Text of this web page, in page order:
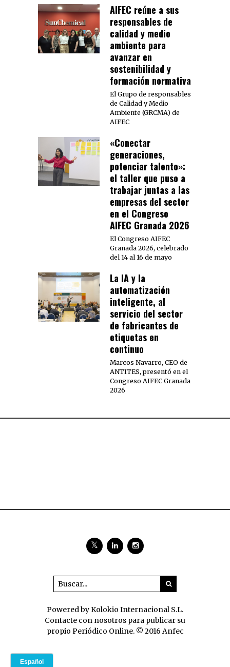
AIFEC reúne a sus
responsables de
calidad y medio
ambiente para
avanzar en
sostenibilidad y
formación normativa
El Grupo de responsables
de Calidad y Medio
Ambiente (GRCMA) de
AIFEC
«Conectar
generaciones,
potenciar talento»:
el taller que puso a
trabajar juntas a las
empresas del sector
en el Congreso
AIFEC Granada 2026
El Congreso AIFEC
Granada 2026, celebrado
del 14 al 16 de mayo
La IA y la
automatización
inteligente, al
servicio del sector
de fabricantes de
etiquetas en
continuo
Marcos Navarro, CEO de
ANTITES, presentó en el
Congreso AIFEC Granada
2026
Powered by Kolokio Internacional S.L.
Contacte con nosotros para publicar su
propio Periódico Online. © 2016 Anfec